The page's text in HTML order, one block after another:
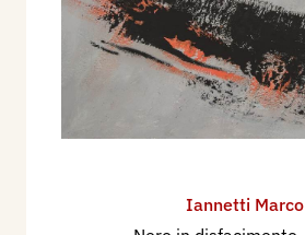
Iannetti Marco